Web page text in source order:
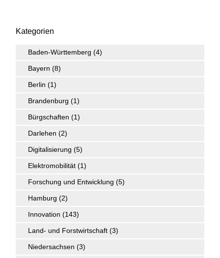
Kategorien
Baden-Württemberg (4)
Bayern (8)
Berlin (1)
Brandenburg (1)
Bürgschaften (1)
Darlehen (2)
Digitalisierung (5)
Elektromobilität (1)
Forschung und Entwicklung (5)
Hamburg (2)
Innovation (143)
Land- und Forstwirtschaft (3)
Niedersachsen (3)